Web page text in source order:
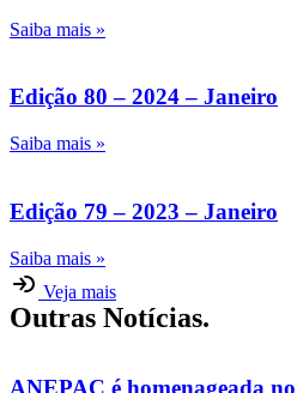
Saiba mais »
Edição 80 – 2024 – Janeiro
Saiba mais »
Edição 79 – 2023 – Janeiro
Saiba mais »
Veja mais
Outras Notícias.
ANEPAC é homenageada